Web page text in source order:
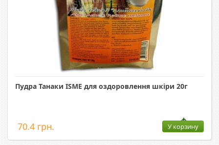
Пудра Танаки ISME для оздоровлення шкіри 20г
70.4 грн. У корзину